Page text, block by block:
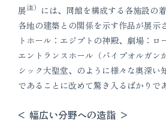
展注） には、同館を構成する各施設の
各地の建築との関係を示す作品が展示
トホール：エジプトの神殿、劇場：ロ
エントランスホール（パイプオルガン
シック大聖堂、のように様々な奥深い
であることに改めて驚き入るばかりで
< 幅広い分野への造詣 >